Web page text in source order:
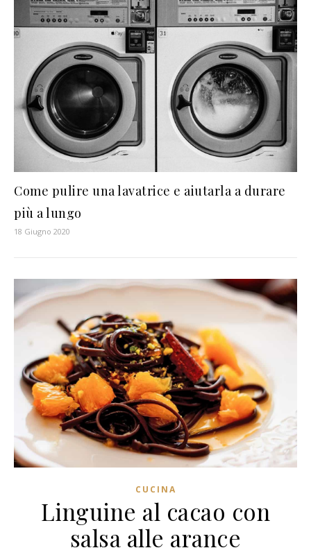
Come pulire una lavatrice e aiutarla a durare
più a lungo
18 Giugno 2020
CUCINA
Linguine al cacao con
salsa alle arance